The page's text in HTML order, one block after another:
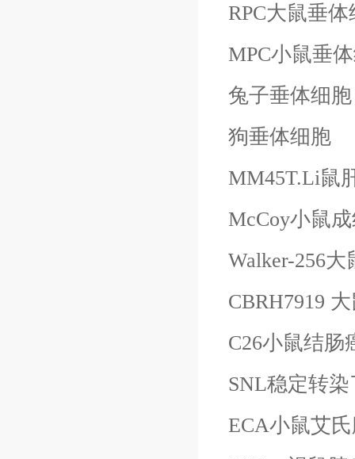
RPC大鼠垂体
MPC小鼠垂
兔子垂体细胞
狗垂体细胞
MM45T.Li鼠
McCoy小鼠
Walker-256
CBRH7919
C26小鼠结肠
SNL稳定转染
ECA小鼠艾